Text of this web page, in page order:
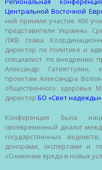
Центральной Восточной
ней приняли участие 400
представители Украины.
ЛЖВ глава
директор по политике и
специалист по внедрению
Александр Гатияттулин,
проектам Александра
общественного здоровья
директор БО «Свет надежды».
Конференция была
своевременный диалог
государственных
донорами, экспертами и
«Снижение вреда в новых